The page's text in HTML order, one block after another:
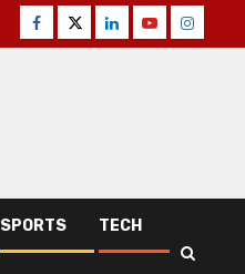
Facebook
TwitterLinkedinYoutube
SPORTS TECH